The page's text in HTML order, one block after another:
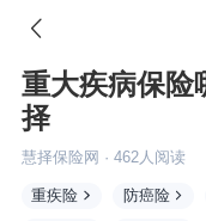

重大疾病保险
择
慧择保险网 · 462人阅读
重疾险 防癌险